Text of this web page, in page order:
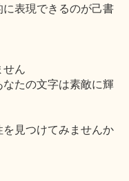
表現できるのが己書
ん
たの文字は素敵に輝
見つけてみませんか